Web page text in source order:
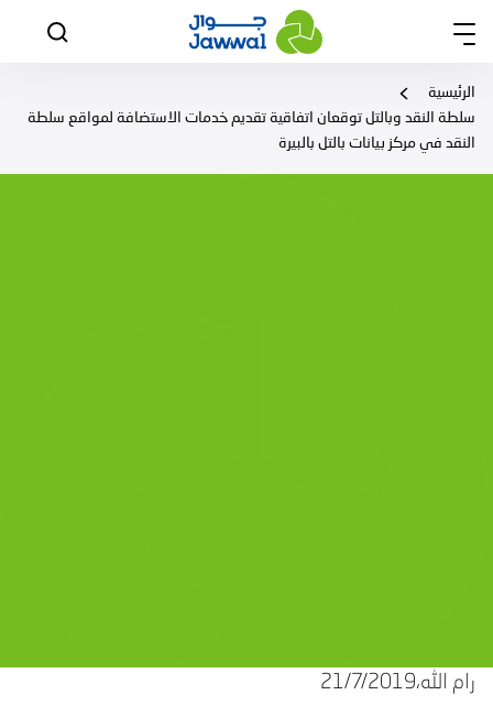
الرئيسية
سلطة النقد وبالتل توقعان اتفاقية تقديم خدمات الاستضافة لمواقع سلطة
النقد في مركز بيانات بالتل بالبيرة
رام الله،21/7/2019